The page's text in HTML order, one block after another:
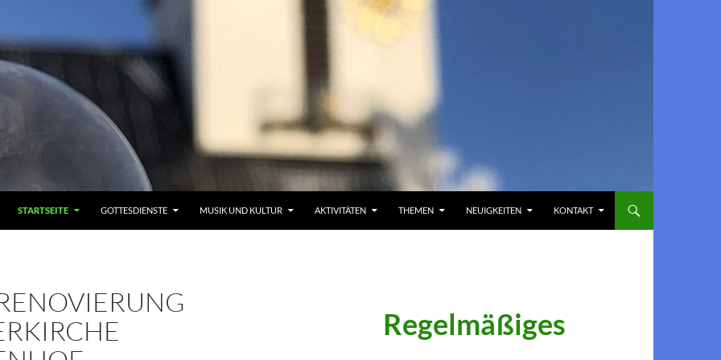
STARTSEITE GOTTESDIENSTE MUSIK UND KULTUR AKTIVITÄTEN THEMEN NEUIGKEITEN KONTAKT
Regelmäßiges